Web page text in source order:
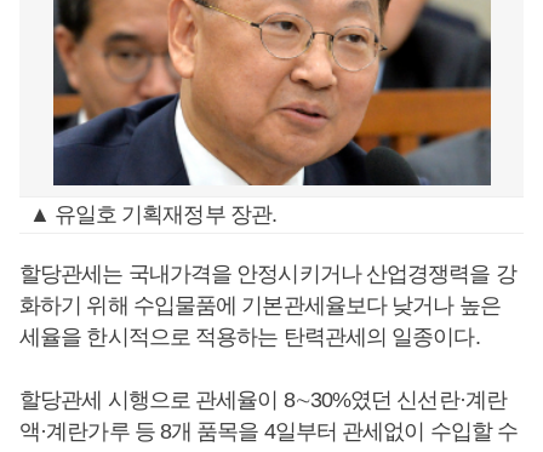
▲ 유일호 기획재정부 장관.
할당관세는 국내가격을 안정시키거나 산업경쟁력을 강
화하기 위해 수입물품에 기본관세율보다 낮거나 높은
세율을 한시적으로 적용하는 탄력관세의 일종이다.
할당관세 시행으로 관세율이 8∼30%였던 신선란·계란
액·계란가루 등 8개 품목을 4일부터 관세없이 수입할 수